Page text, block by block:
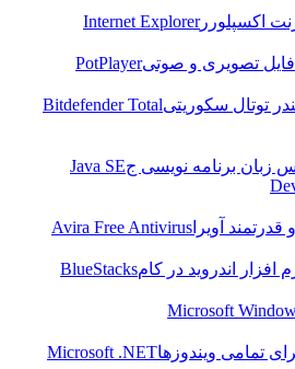
اکسپلوررInternet Explorer
فایل تصویری و صوتیPotPlayer
توتال سکوریتیBitdefender Total
زبان برنامه نویسی جJava SE
آویرا Avira Free Antivirus
اندروید در کامBlueStacks
تمامی ویندوزهاMicrosoft .NET